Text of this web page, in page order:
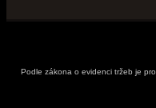
Podle zákona o evidenci tržeb je